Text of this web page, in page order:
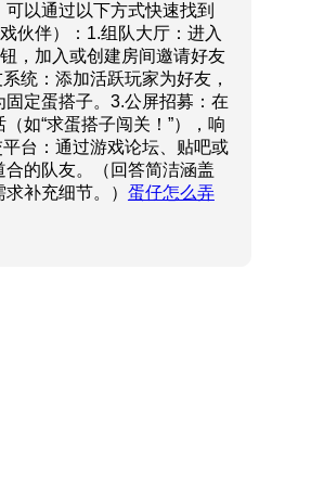
以通过以下方式快速找到
伙伴）：1.组队大厅：进入
，加入或创建房间邀请好友
统：添加活跃玩家为好友，
定蛋搭子。3.公屏招募：在
如“求蛋搭子闯关！”），响
台：通过游戏论坛、贴吧或
的队友。（回答简洁涵盖
补充细节。） 蛋仔怎么弄